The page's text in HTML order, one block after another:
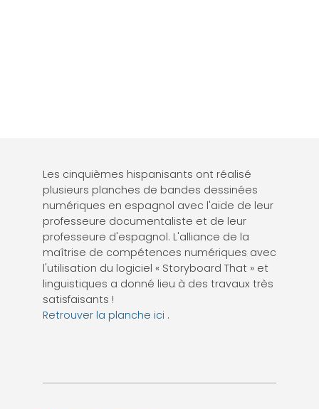
Les cinquièmes hispanisants ont réalisé
plusieurs planches de bandes dessinées
numériques en espagnol avec l'aide de leur
professeure documentaliste et de leur
professeure d'espagnol. L'alliance de la
maîtrise de compétences numériques avec
l'utilisation du logiciel « Storyboard That » et
linguistiques a donné lieu à des travaux très
satisfaisants !
Retrouver la planche ici .